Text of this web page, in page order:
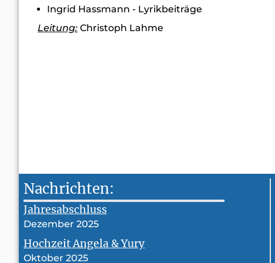
Ingrid Hassmann - Lyrikbeiträge
Leitung: Christoph Lahme
Nachrichten:
Jahresabschluss
Dezember 2025
Hochzeit Angela & Yury
Oktober 2025